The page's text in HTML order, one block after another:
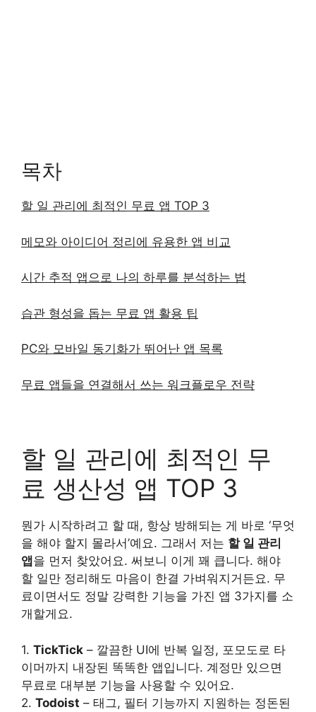
목차
할 일 관리에 최적인 무료 앱 TOP 3
메모와 아이디어 정리에 유용한 앱 비교
시간 추적 앱으로 나의 하루를 분석하는 법
습관 형성을 돕는 무료 앱 활용 팁
PC와 모바일 동기화가 뛰어난 앱 목록
무료 앱들을 연결해서 쓰는 워크플로우 전략
할 일 관리에 최적인 무
료 생산성 앱 TOP 3
뭔가 시작하려고 할 때, 항상 방해되는 게 바로 ‘무엇
을 해야 할지 몰라서’예요. 그래서 저는 할 일 관리
앱 을 먼저 찾았어요. 써보니 이게 꽤 큽니다. 해야
할 일만 정리해도 마음이 한결 가벼워지거든요. 무
료이면서도 정말 강력한 기능을 가진 앱 3가지를 소
개할게요.
1. TickTick – 깔끔한 UI에 반복 일정, 포모도로 타
이머까지 내장된 똑똑한 앱입니다. 계정만 있으면
무료로 대부분 기능을 사용할 수 있어요.
2. Todoist – 태그, 필터 기능까지 지원하는 정돈된